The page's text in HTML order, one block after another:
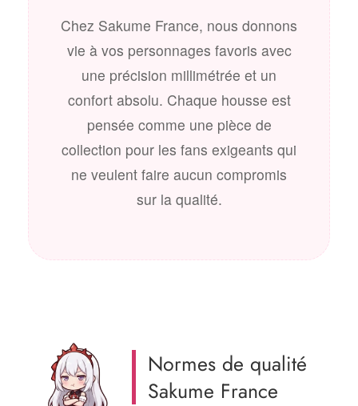
Chez Sakume France, nous donnons
vie à vos personnages favoris avec
une précision millimétrée et un
confort absolu. Chaque housse est
pensée comme une pièce de
collection pour les fans exigeants qui
ne veulent faire aucun compromis
sur la qualité.
Normes de qualité
Sakume France